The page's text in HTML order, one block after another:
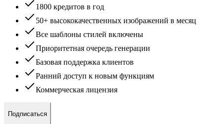
1800 кредитов в год
50+ высококачественных изображений в месяц
Все шаблоны стилей включены
Приоритетная очередь генерации
Базовая поддержка клиентов
Ранний доступ к новым функциям
Коммерческая лицензия
Подписаться